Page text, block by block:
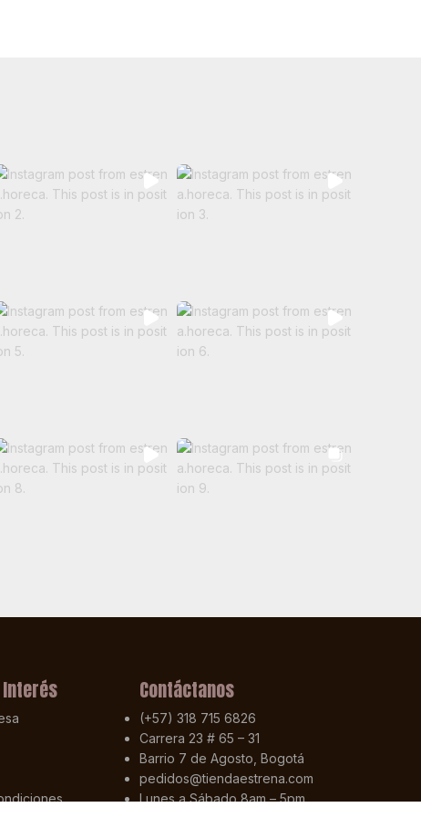
Contáctanos
(+57) 318 715 6826
Carrera 23 # 65 – 31
Barrio 7 de Agosto, Bogotá
pedidos@tiendaestrena.com
Lunes a Sábado 8am – 5pm